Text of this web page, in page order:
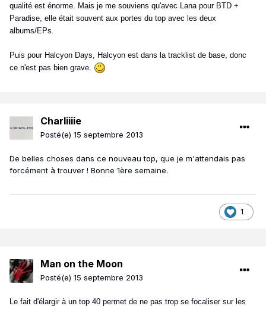
qualité est énorme. Mais je me souviens qu'avec Lana pour BTD +
Paradise, elle était souvent aux portes du top avec les deux
albums/EPs.
Puis pour Halcyon Days, Halcyon est dans la tracklist de base, donc
ce n'est pas bien grave.
Charliiiie
Posté(e) 15 septembre 2013
De belles choses dans ce nouveau top, que je m'attendais pas
forcément à trouver ! Bonne 1ère semaine.
1
Man on the Moon
Posté(e) 15 septembre 2013
Le fait d'élargir à un top 40 permet de ne pas trop se focaliser sur les